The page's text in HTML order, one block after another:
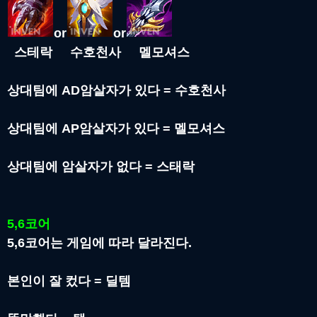
or
or
스테락 수호천사 멜모셔스
상대팀에 AD암살자가 있다 = 수호천사
상대팀에 AP암살자가 있다 = 멜모셔스
상대팀에 암살자가 없다 = 스태락
5,6코어
5,6코어는 게임에 따라 달라진다.
본인이 잘 컸다 = 딜템